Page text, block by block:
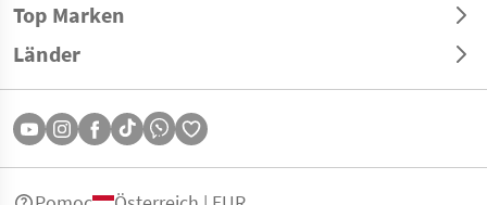
Top Marken
Länder